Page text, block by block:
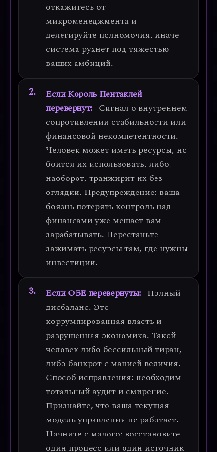
откажитесь от
микроменеджмента и
делегируйте полномочия, иначе
система рухнет под тяжестью
ваших амбиций.
Если Король Пентаклей
перевернут: Сигнал о внутреннем
сопротивлении стабильности или
финансовой некомпетентности.
Человек может иметь ресурсы, но
боится их использовать, либо,
наоборот, транжирит их без
оглядки. Предупреждение: ваша
боязнь потерять контроль над
финансами уже мешает вам
зарабатывать. Перестаньте
зажимать ресурсы там, где нужны
инвестиции.
Если ОБЕ перевернуты: Полный
дисбаланс. Это
коррумпированная власть и
разрушенная экономика. Такой
человек либо бессильный тиран,
либо банкрот с манией величия.
Способ исправления: необходим
тотальный аудит и смирение.
Признайте, что ваша текущая
модель управления не работает.
Начните с малого: восстановите
один процесс или один источник